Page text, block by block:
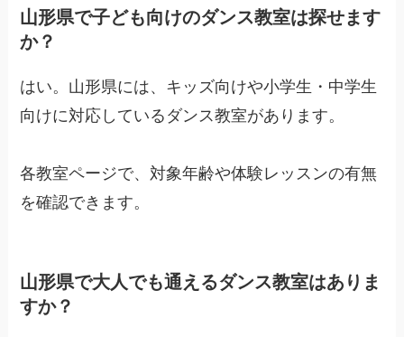
山形県で子ども向けのダンス教室は探せます
か？
はい。山形県には、キッズ向けや小学生・中学生
向けに対応しているダンス教室があります。
各教室ページで、対象年齢や体験レッスンの有無
を確認できます。
山形県で大人でも通えるダンス教室はありま
すか？